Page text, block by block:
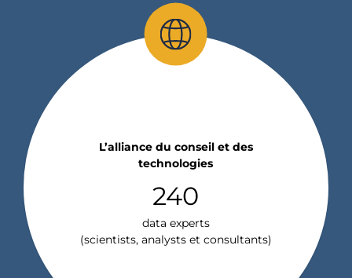
L’alliance du conseil et des
technologies
240
data experts
(scientists, analysts et consultants)